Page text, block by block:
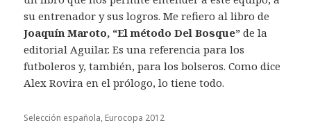
su entrenador y sus logros. Me refiero al libro de
Joaquín Maroto, “El método Del Bosque” de la
editorial Aguilar. Es una referencia para los
futboleros y, también, para los bolseros. Como dice
Alex Rovira en el prólogo, lo tiene todo.
Selección española, Eurocopa 2012